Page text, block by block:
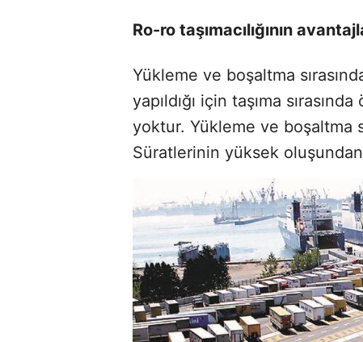
Ro-ro taşımacılığının
Yükleme ve boşaltma
yapıldığı için taşıma
yoktur. Yükleme ve boşaltma
Süratlerinin yüksek oluşundan